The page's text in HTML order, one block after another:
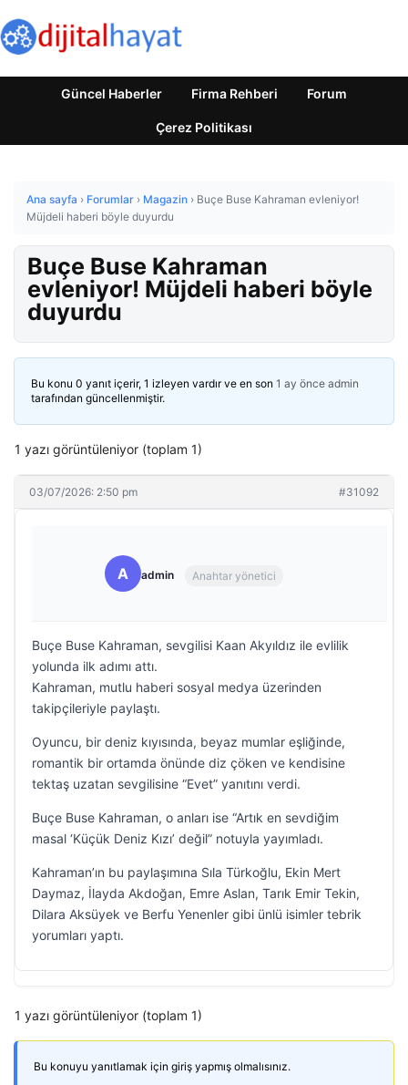
Güncel Haberler Firma Rehberi Forum
Çerez Politikası
Ana sayfa › Forumlar › Magazin › Buçe Buse Kahraman evleniyor!
Müjdeli haberi böyle duyurdu
Buçe Buse Kahraman
evleniyor! Müjdeli haberi böyle
duyurdu
Bu konu 0 yanıt içerir, 1 izleyen vardır ve en son 1 ay önce admin
tarafından güncellenmiştir.
1 yazı görüntüleniyor (toplam 1)
03/07/2026: 2:50 pm #31092
A admin Anahtar yönetici
Buçe Buse Kahraman, sevgilisi Kaan Akyıldız ile evlilik
yolunda ilk adımı attı.
Kahraman, mutlu haberi sosyal medya üzerinden
takipçileriyle paylaştı.
Oyuncu, bir deniz kıyısında, beyaz mumlar eşliğinde,
romantik bir ortamda önünde diz çöken ve kendisine
tektaş uzatan sevgilisine “Evet” yanıtını verdi.
Buçe Buse Kahraman, o anları ise “Artık en sevdiğim
masal ‘Küçük Deniz Kızı’ değil” notuyla yayımladı.
Kahraman’ın bu paylaşımına Sıla Türkoğlu, Ekin Mert
Daymaz, İlayda Akdoğan, Emre Aslan, Tarık Emir Tekin,
Dilara Aksüyek ve Berfu Yenenler gibi ünlü isimler tebrik
yorumları yaptı.
1 yazı görüntüleniyor (toplam 1)
Bu konuyu yanıtlamak için giriş yapmış olmalısınız.